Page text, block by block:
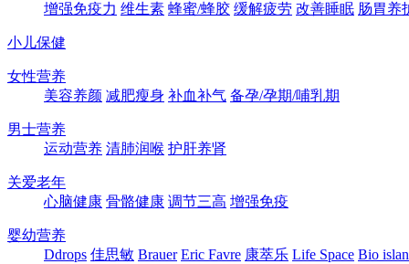
增强免疫力 维生素 蜂蜜/蜂胶 缓解疲劳 改善睡眠 肠胃养
小儿保健
女性营养
美容养颜 减肥瘦身 补血补气 备孕/孕期/哺乳期
男士营养
运动营养 清肺润喉 护肝养肾
关爱老年
心脑健康 骨骼健康 调节三高 增强免疫
婴幼营养
Ddrops 佳思敏 Brauer Eric Favre 康萃乐 Life Space Bio